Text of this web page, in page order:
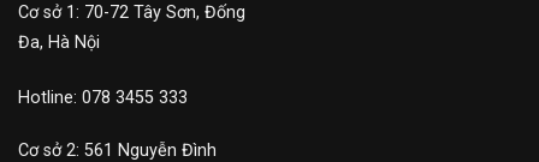
Cơ sở 1: 70-72 Tây Sơn, Đống
Đa, Hà Nội
Hotline: 078 3455 333
Cơ sở 2: 561 Nguyễn Đình